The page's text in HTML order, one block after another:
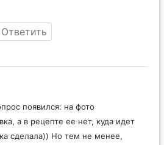
Ответить
появился: на фото
а в рецепте ее нет, куда идет
сделала)) Но тем не менее,